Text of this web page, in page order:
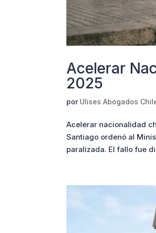
Acelerar
2025
por Ulises Abogados
Acelerar nacionalidad
Santiago ordenó al
paralizada. El fallo fue